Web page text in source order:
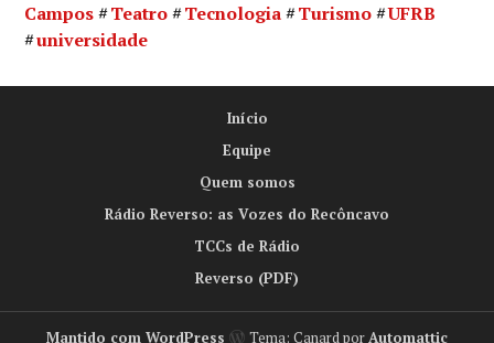
Campos
Teatro Tecnologia Turismo
UFRB
universidade
Início
Equipe
Quem somos
Rádio Reverso: as Vozes do Recôncavo
TCCs de Rádio
Reverso (PDF)
Mantido com WordPress Tema: Canard por Automattic